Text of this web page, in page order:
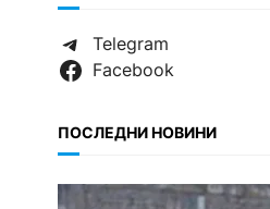
Telegram
Facebook
ПОСЛЕДНИ НОВИНИ
БЪЛГАРИЯ